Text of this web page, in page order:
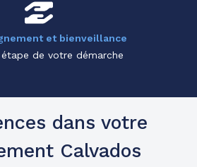
et bienveillance
de votre démarche
dans votre
Calvados